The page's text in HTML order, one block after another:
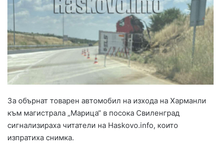
За обърнат товарен автомобил на изхода на Харманли
към магистрала „Марица“ в посока Свиленград
сигнализираха читатели на Haskovo.info, които
изпратиха снимка.